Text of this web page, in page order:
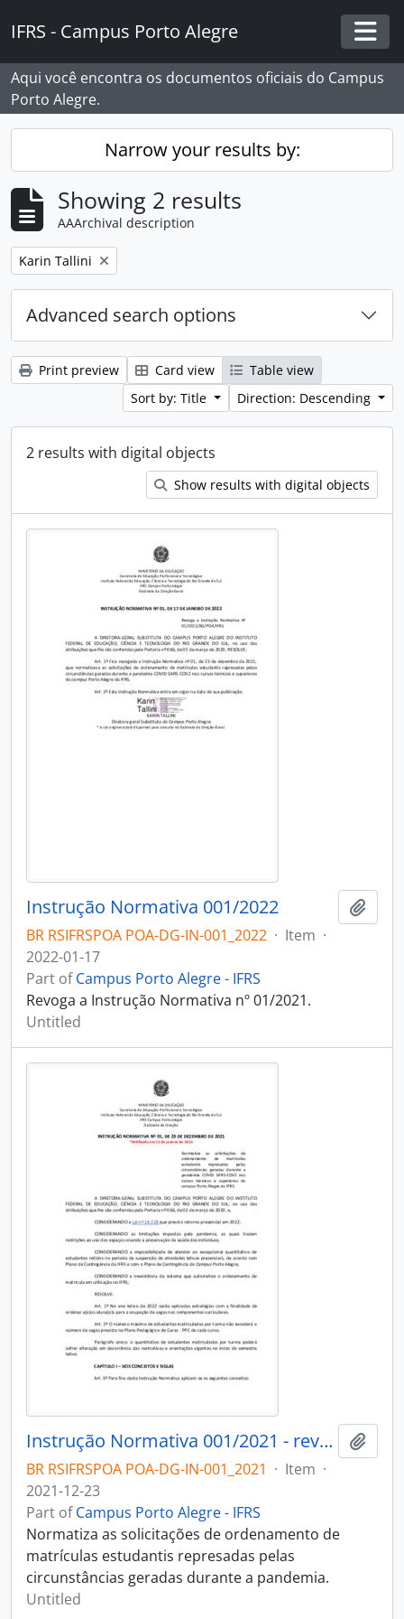
IFRS - Campus Porto Alegre
Aqui você encontra os documentos oficiais do Campus
Porto Alegre.
Narrow your results by:
Showing 2 results
AAArchival description
Remove filter:
Karin Tallini
Advanced search options
Print preview Card view
Table view
Sort by: Title
Direction: Descending
2 results with digital objects
Show results with digital objects
Instrução Normativa 001/2022
BR RSIFRSPOA POA-DG-IN-001_2022 · Item ·
2022-01-17
Part ofCampus Porto Alegre - IFRS
Revoga a Instrução Normativa nº 01/2021.
Untitled
Instrução Normativa 001/2021 - revogado
BR RSIFRSPOA POA-DG-IN-001_2021 · Item ·
2021-12-23
Part ofCampus Porto Alegre - IFRS
Normatiza as solicitações de ordenamento de
matrículas estudantis represadas pelas
circunstâncias geradas durante a pandemia.
Untitled